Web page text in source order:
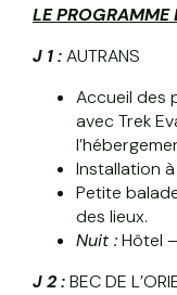
LE PROGRAMME
J 1 :AUTRANS
Accueil des
avec Trek
Installation
Petite
des lieux.
Nuit :Hôtel –
J 2 :BEC DE